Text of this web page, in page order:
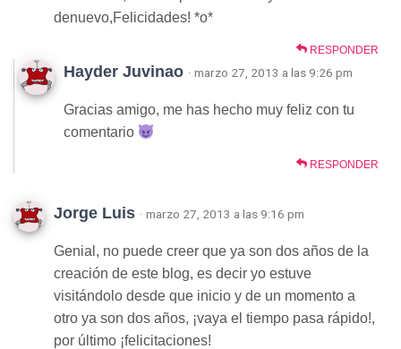
denuevo,Felicidades! *o*
RESPONDER
Hayder Juvinao · marzo 27, 2013 a las 9:26 pm
Gracias amigo, me has hecho muy feliz con tu
comentario
RESPONDER
Jorge Luis · marzo 27, 2013 a las 9:16 pm
Genial, no puede creer que ya son dos años de la
creación de este blog, es decir yo estuve
visitándolo desde que inicio y de un momento a
otro ya son dos años, ¡vaya el tiempo pasa rápido!,
por último ¡felicitaciones!